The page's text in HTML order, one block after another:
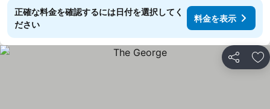
正確な料金を確認するには日付を選択してく
ださい
料金を表示
シェア お